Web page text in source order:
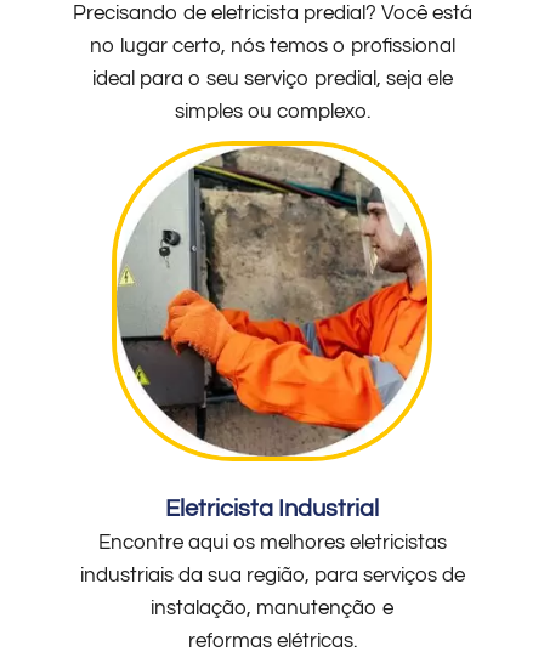
Precisando de eletricista predial? Você está
no lugar certo, nós temos o profissional
ideal para o seu serviço predial, seja ele
simples ou complexo.
Eletricista Industrial
Encontre aqui os melhores eletricistas
industriais da sua região, para serviços de
instalação, manutenção e
reformas elétricas.